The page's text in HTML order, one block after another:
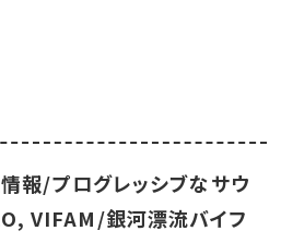
報/プログレッシブなサウ
VIFAM/銀河漂流バイフ